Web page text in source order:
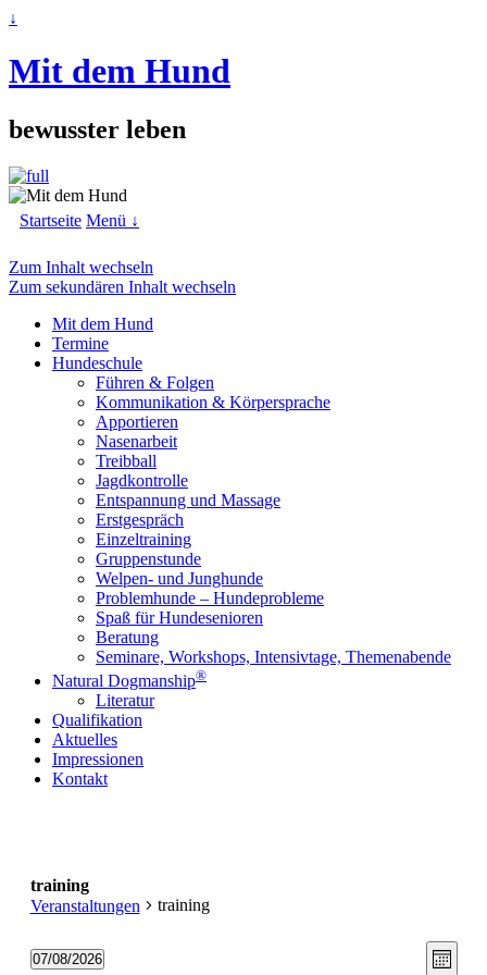
↓
Mit dem Hund
bewusster leben
Startseite Menü ↓
Zum Inhalt wechseln
Zum sekundären Inhalt wechseln
Mit dem Hund
Termine
Hundeschule
Führen & Folgen
Kommunikation & Körpersprache
Apportieren
Nasenarbeit
Treibball
Jagdkontrolle
Entspannung und Massage
Erstgespräch
Einzeltraining
Gruppenstunde
Welpen- und Junghunde
Problemhunde – Hundeprobleme
Spaß für Hundesenioren
Beratung
Seminare, Workshops, Intensivtage, Themenabende
Natural Dogmanship®
Literatur
Qualifikation
Aktuelles
Impressionen
Kontakt
training
Veranstaltungen
training
Veranstaltungen Monat
07/08/2026